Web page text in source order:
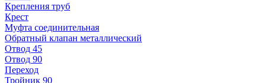
Крепления труб
Крест
Муфта соединительная
Обратный клапан металлический
Отвод 45
Отвод 90
Переход
Тройник 90